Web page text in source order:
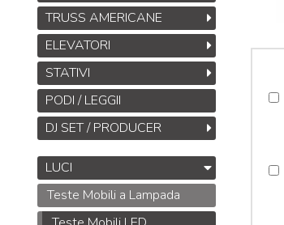
TRUSS AMERICANE
ELEVATORI
STATIVI
PODI / LEGGII
DJ SET / PRODUCER
LUCI
Teste Mobili a Lampada